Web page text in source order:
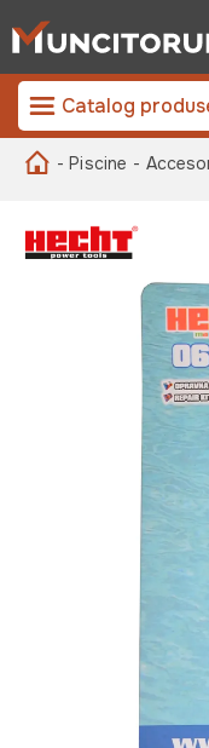
Catalog
- Piscine -